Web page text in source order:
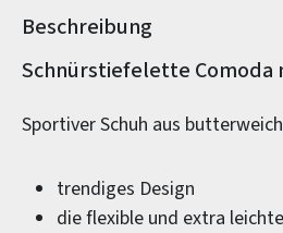
Beschreibung
Produktinformationen
Schnürstiefelette
Sportiver Schuh aus
trendiges Design
die flexible und extra